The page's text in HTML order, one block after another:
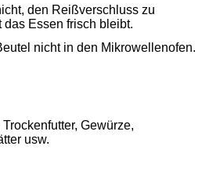
den Reißverschluss zu
Essen frisch bleibt.
nicht in den Mikrowellenofen.
Gewürze,
usw.